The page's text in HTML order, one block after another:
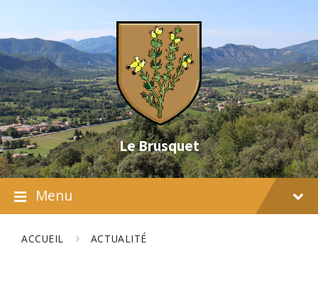
content
main
navigation
footer
Le Brusquet
Menu
ACCUEIL ACTUALITÉ